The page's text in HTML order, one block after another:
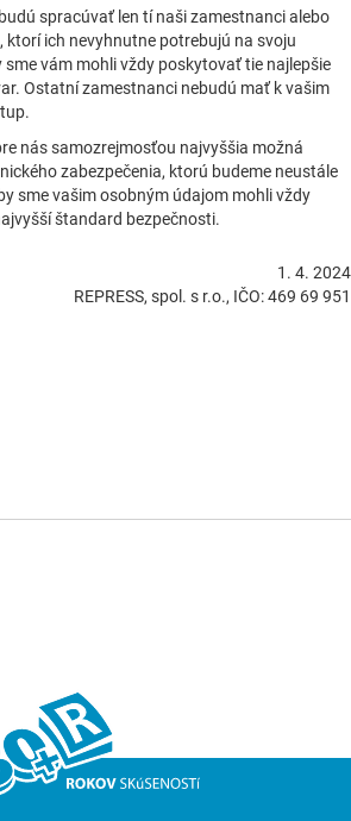
spracúvať len tí naši zamestnanci alebo
ktorí ich nevyhnutne potrebujú na svoju
sme vám mohli vždy poskytovať tie najlepšie
Ostatní zamestnanci nebudú mať k vašim
nás samozrejmosťou najvyššia možná
zabezpečenia, ktorú budeme neustále
sme vašim osobným údajom mohli vždy
štandard bezpečnosti.
1. 4. 2024
REPRESS, spol. s r.o., IČO: 469 69 951